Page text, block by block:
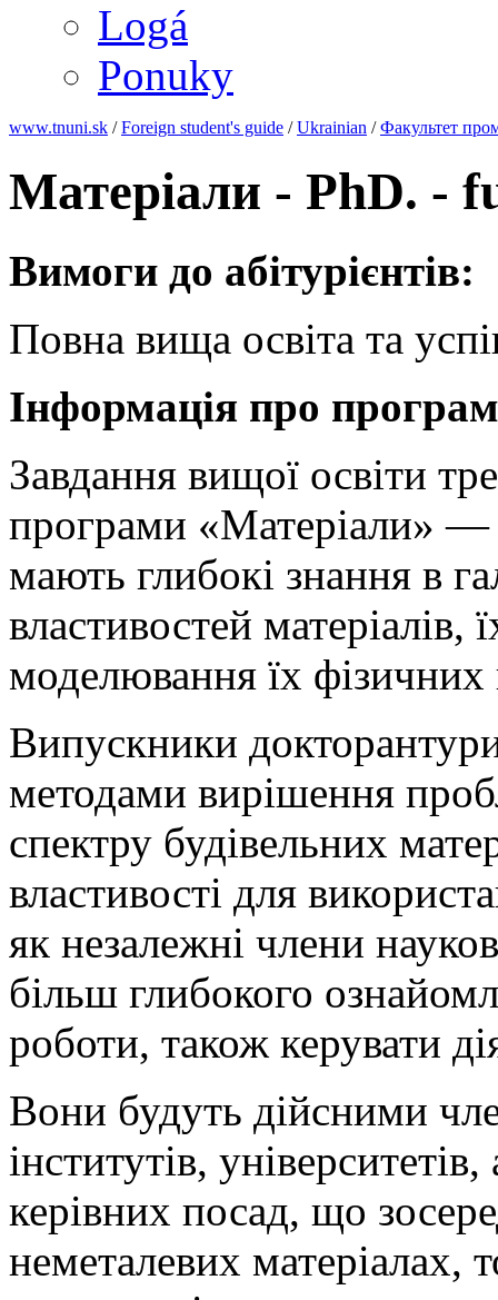
Logá
Ponuky
www.tnuni.sk /Foreign student's guide /Ukrainian /Факультет
Матеріали - PhD. -
Вимоги до абітурієнтів:
Повна вища освіта та
Інформація про
Завдання вищої освіти
програми «Матеріали» —
мають глибокі знання в
властивостей
моделювання їх фізичних
Випускники
методами вирішення
спектру будівельних
властивості для
як незалежні члени
більш глибокого
роботи, також керувати
Вони будуть дійсними
інститутів,
керівних посад, що
неметалевих матеріалах,